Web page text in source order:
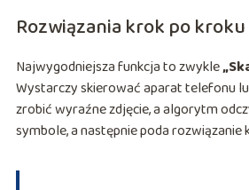
Rozwiązania krok po
Najwygodniejsza funkcja to zwykle
Wystarczy skierować aparat telefonu
zrobić wyraźne zdjęcie, a algorytm
symbole, a następnie poda rozwiązanie